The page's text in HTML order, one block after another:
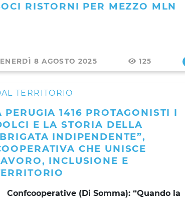
RISTORNI PER MEZZO MLN
8 AGOSTO 2025 125
TERRITORIO
PERUGIA 1416 PROTAGONISTI I
E LA STORIA DELLA
INDIPENDENTE”,
CHE UNISCE
INCLUSIONE E
Confcooperative (Di Somma): “Quando la